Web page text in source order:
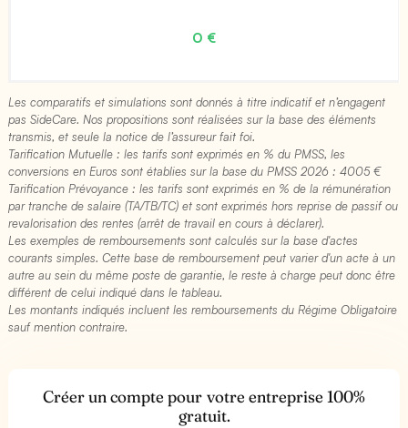
0 €
Les comparatifs et simulations sont donnés à titre indicatif et n’engagent
pas SideCare. Nos propositions sont réalisées sur la base des éléments
transmis, et seule la notice de l’assureur fait foi.
Tarification Mutuelle : les tarifs sont exprimés en % du PMSS, les
conversions en Euros sont établies sur la base du PMSS 2026 : 4005 €​
Tarification Prévoyance : les tarifs sont exprimés en % de la rémunération
par tranche de salaire (TA/TB/TC) et sont exprimés hors reprise de passif ou
revalorisation des rentes (arrêt de travail en cours à déclarer).
Les exemples de remboursements sont calculés sur la base d'actes
courants simples. Cette base de remboursement peut varier d'un acte à un
autre au sein du même poste de garantie, le reste à charge peut donc être
différent de celui indiqué dans le tableau.
Les montants indiqués incluent les remboursements du Régime Obligatoire
sauf mention contraire.
Créer un compte pour votre entreprise 100%
gratuit.